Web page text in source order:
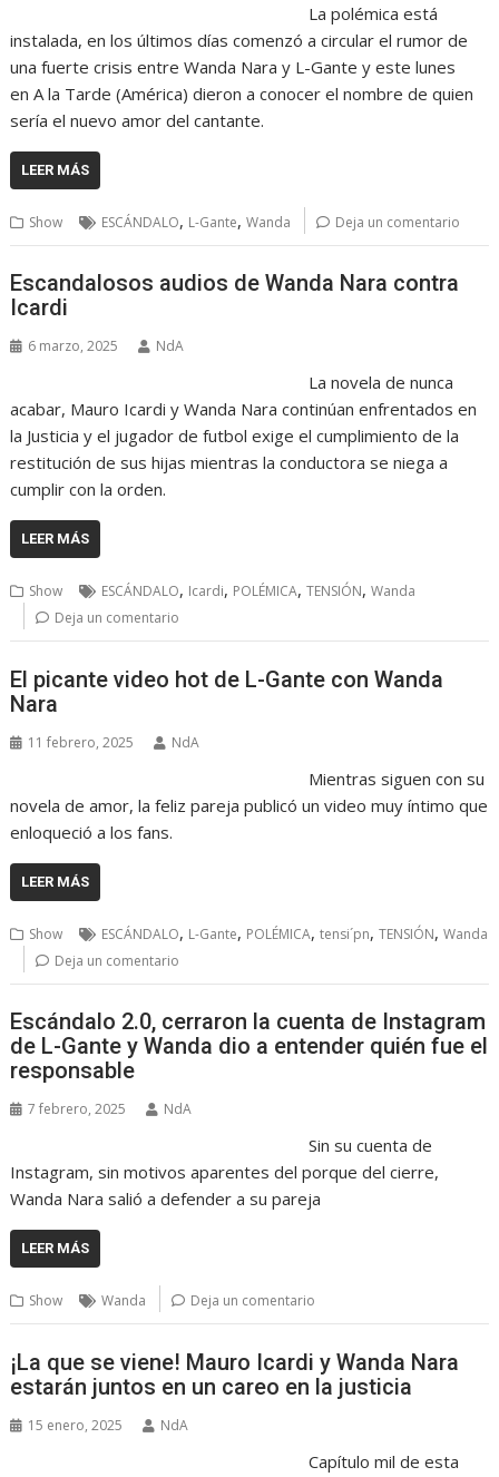
La polémica está
instalada, en los últimos días comenzó a circular el rumor de
una fuerte crisis entre Wanda Nara y L-Gante y este lunes
en A la Tarde (América) dieron a conocer el nombre de quien
sería el nuevo amor del cantante.
LEER MÁS
Show ESCÁNDALO, L-Gante,Wanda Deja un comentario
Escandalosos audios de Wanda Nara contra
Icardi
6 marzo, 2025 NdA
La novela de nunca
acabar, Mauro Icardi y Wanda Nara continúan enfrentados en
la Justicia y el jugador de futbol exige el cumplimiento de la
restitución de sus hijas mientras la conductora se niega a
cumplir con la orden.
LEER MÁS
Show ESCÁNDALO, Icardi, POLÉMICA,TENSIÓN,Wanda
Deja un comentario
El picante video hot de L-Gante con Wanda
Nara
11 febrero, 2025 NdA
Mientras siguen con su
novela de amor, la feliz pareja publicó un video muy íntimo que
enloqueció a los fans.
LEER MÁS
Show ESCÁNDALO, L-Gante, POLÉMICA,tensi´pn,TENSIÓN,Wanda
Deja un comentario
Escándalo 2.0, cerraron la cuenta de Instagram
de L-Gante y Wanda dio a entender quién fue el
responsable
7 febrero, 2025 NdA
Sin su cuenta de
Instagram, sin motivos aparentes del porque del cierre,
Wanda Nara salió a defender a su pareja
LEER MÁS
Show Wanda Deja un comentario
¡La que se viene! Mauro Icardi y Wanda Nara
estarán juntos en un careo en la justicia
15 enero, 2025 NdA
Capítulo mil de esta